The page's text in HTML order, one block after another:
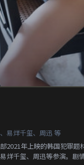
易烊千玺、周迅 等
2021年上映的韩国犯罪题
烊千玺、周迅等参演。剧